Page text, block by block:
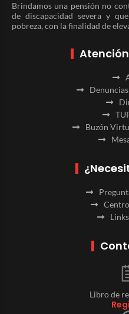
Brindamos una pensión no
de discapacidad severa y
pobreza, con la finalidad de
Buzón
Libro de